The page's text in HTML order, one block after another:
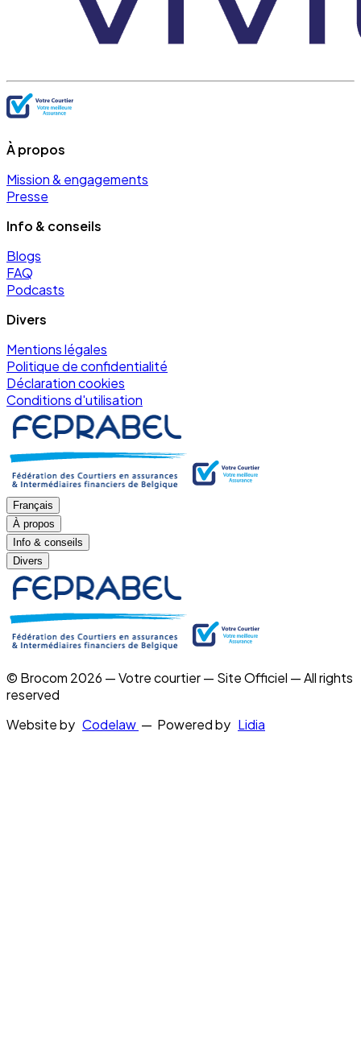
À propos
Mission & engagements
Presse
Info & conseils
Blogs
FAQ
Podcasts
Divers
Mentions légales
Politique de confidentialité
Déclaration cookies
Conditions d'utilisation
Français
À propos
Info & conseils
Divers
© Brocom 2026 — Votre courtier — Site Officiel — All rights
reserved
Website by Codelaw — Powered by Lidia